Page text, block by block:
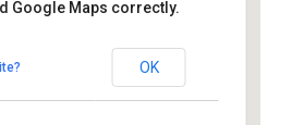
34
Google Maps correctly.
OK